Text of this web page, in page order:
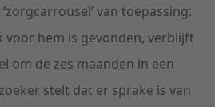
van toepassing:
voor hem is gevonden, verblijft
om de zes maanden in een
stelt dat er sprake is van